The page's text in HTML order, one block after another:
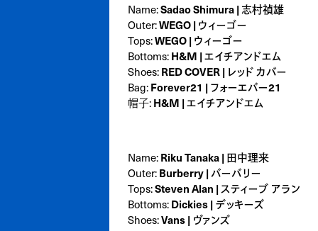
Name:Sadao Shimura | 志村禎雄
Outer:WEGO | ウィーゴー
Tops:WEGO | ウィーゴー
Bottoms: H&M | エイチアンドエム
Shoes: RED COVER | レッド カバー
Bag: Forever21 | フォーエバー21
帽子: H&M | エイチアンドエム
Name: Riku Tanaka | 田中理来
Outer: Burberry | バーバリー
Tops:Steven Alan | スティーブ アラン
Bottoms: Dickies | デッキーズ
Shoes:Vans | ヴァンズ